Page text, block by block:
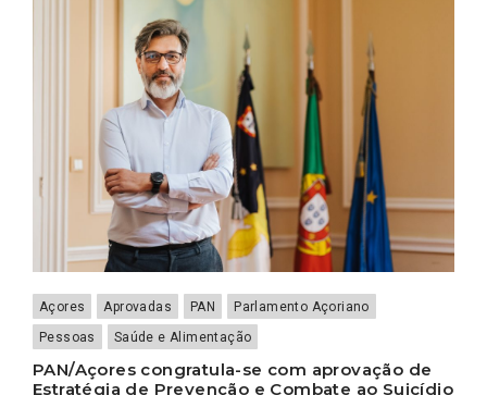
Açores Aprovadas PAN
Parlamento Açoriano
Pessoas
Saúde e Alimentação
PAN/Açores congratula-se com aprovação de
Estratégia de Prevenção e Combate ao Suicídio